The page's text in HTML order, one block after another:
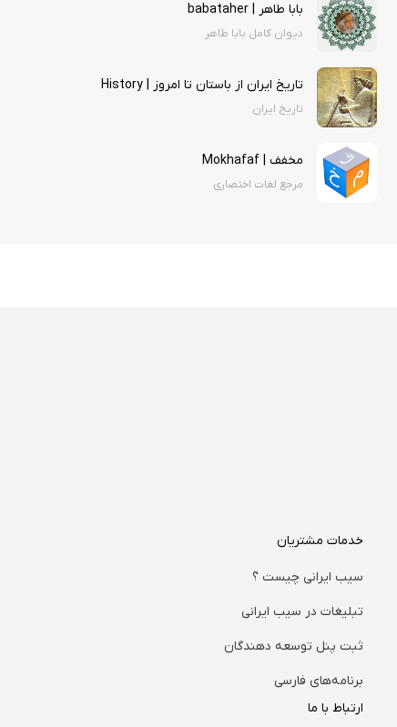
بابا طاهر | babataher
ديوان کامل بابا طاهر
تاریخ ایران از باستان تا امروز | History
تاریخ ایران
مخفف | Mokhafaf
مرجع لغات اختصاری
خدمات مشتریان
سیب ایرانی چیست ؟
تبلیغات در سیب ایرانی
ثبت پنل توسعه دهندگان
برنامه‌های فارسی
ارتباط با ما